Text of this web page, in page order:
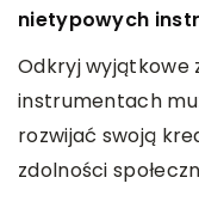
nietypowych
Odkryj wyjątkowe
instrumentach
rozwijać swoją
zdolności